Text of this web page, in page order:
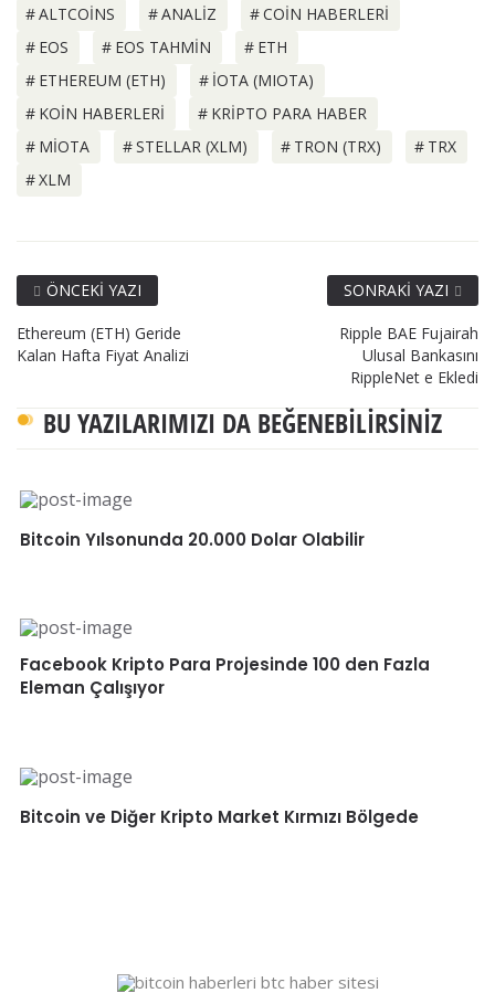
ALTCOINS ANALIZ
COIN HABERLERI
EOS
EOS TAHMIN
ETH
ETHEREUM (ETH)
IOTA (MIOTA)
KOIN HABERLERI
KRIPTO PARA HABER
MIOTA
STELLAR (XLM) TRON (TRX)
TRX
XLM
ÖNCEKI YAZI
Ethereum (ETH) Geride
Kalan Hafta Fiyat Analizi
SONRAKI YAZI
Ripple BAE Fujairah
Ulusal Bankasını
RippleNet e Ekledi
BU YAZILARIMIZI DA BEĞENEBILIRSINIZ
Bitcoin Yılsonunda 20.000 Dolar Olabilir
Facebook Kripto Para Projesinde 100 den Fazla
Eleman Çalışıyor
Bitcoin ve Diğer Kripto Market Kırmızı Bölgede